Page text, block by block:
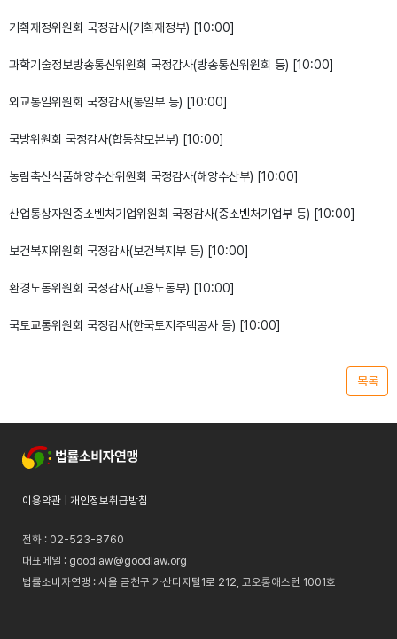
기획재정위원회 국정감사(기획재정부) [10:00]
과학기술정보방송통신위원회 국정감사(방송통신위원회 등) [10:00]
외교통일위원회 국정감사(통일부 등) [10:00]
국방위원회 국정감사(합동참모본부) [10:00]
농림축산식품해양수산위원회 국정감사(해양수산부) [10:00]
산업통상자원중소벤처기업위원회 국정감사(중소벤처기업부 등) [10:00]
보건복지위원회 국정감사(보건복지부 등) [10:00]
환경노동위원회 국정감사(고용노동부) [10:00]
국토교통위원회 국정감사(한국토지주택공사 등) [10:00]
목록
이용약관| 개인정보취급방침
전화 : 02-523-8760
대표메일 : goodlaw@goodlaw.org
법률소비자연맹 : 서울 금천구 가산디지털1로 212, 코오롱애스턴 1001호